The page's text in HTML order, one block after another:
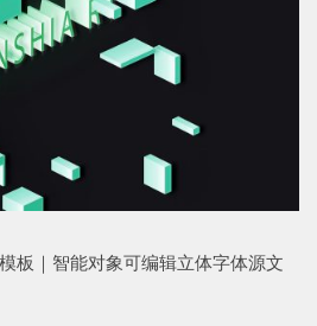
板｜智能对象可编辑立体字体源文